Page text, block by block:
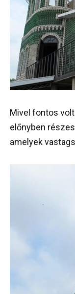
Mivel fontos
előnyben
amelyek